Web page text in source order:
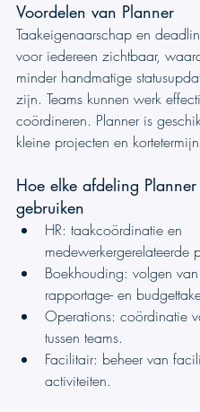
Voordelen van Planner
Taakeigenaarschap en
voor iedereen zichtbaar,
minder handmatige
zijn. Teams kunnen werk
coördineren. Planner is
kleine projecten en
Hoe elke afdeling
gebruiken
HR: taakcoördinatie en
medewerkergerelateerde
Boekhouding: volgen van
rapportage- en
Operations: coördinatie
tussen teams.
Facilitair: beheer van
activiteiten.